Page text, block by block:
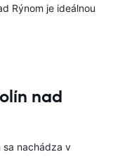
Rýnom je ideálnou
nad
sa nachádza v